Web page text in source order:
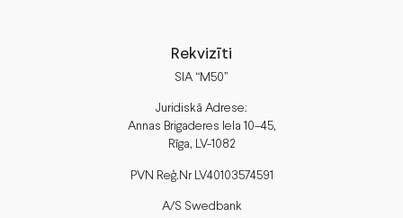
Rekvizīti
SIA “M50”
Juridiskā Adrese:
Annas Brigaderes Iela 10–45,
Rīga, LV-1082
PVN Reģ.Nr LV40103574591
A/S Swedbank